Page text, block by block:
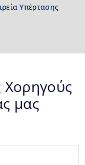
Υπέρτασης
Χορηγούς
μας